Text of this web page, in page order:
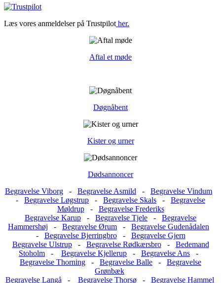
Læs vores anmeldelser på Trustpilot her.
Aftal et møde
Døgnåbent
Kister og urner
Dødsannoncer
Begravelse Viborg - Begravelse Asmild - Begravelse Vindum
- Begravelse Løgstrup - Begravelse Skals - Begravelse
Møldrup- Begravelse Frederiks
Begravelse Karup - Begravelse Tjele - Begravelse
Hammershøj - Begravelse Ørum - Begravelse Gudenådalen
- Begravelse Bjerringbro- Begravelse Gjern
Begravelse Ulstrup- Begravelse Rødkærsbro- Bedemand
Stoholm - Begravelse Kjellerup - Begravelse Ans -
Begravelse Thorning - Begravelse Balle - Begravelse
Grønbæk
Begravelse Langå - Begravelse Thorsø- Begravelse Hammel